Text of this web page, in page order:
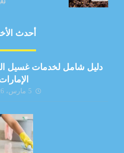
أحدث
دليل شامل لخدمات غسيل
5 مارس، 2026